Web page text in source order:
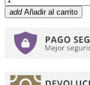
add Añadir al carrito